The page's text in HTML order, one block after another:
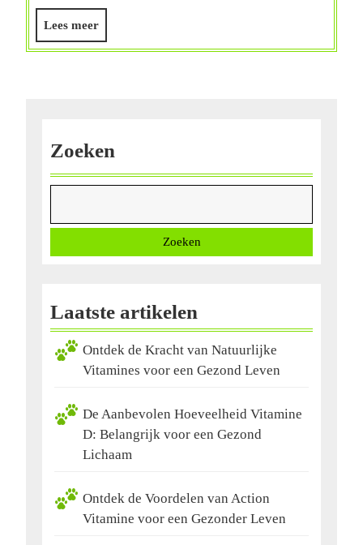
je
Lees meerLees
meer
Zoeken
Zoeken
Laatste artikelen
Ontdek de Kracht van Natuurlijke
Vitamines voor een Gezond Leven
De Aanbevolen Hoeveelheid Vitamine
D: Belangrijk voor een Gezond
Lichaam
Ontdek de Voordelen van Action
Vitamine voor een Gezonder Leven